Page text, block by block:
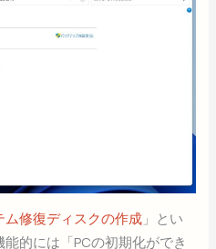
ム修復ディスクの作成 」とい
的には「PCの初期化ができ